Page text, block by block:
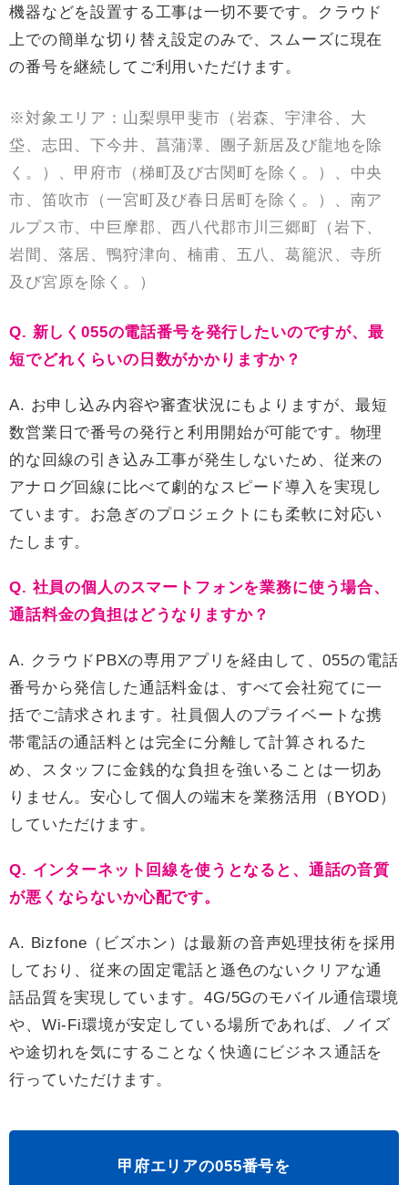
機器などを設置する工事は一切不要です。クラウド
上での簡単な切り替え設定のみで、スムーズに現在
の番号を継続してご利用いただけます。
※対象エリア：山梨県甲斐市（岩森、宇津谷、大
垈、志田、下今井、菖蒲澤、團子新居及び龍地を除
く。）、甲府市（梯町及び古関町を除く。）、中央
市、笛吹市（一宮町及び春日居町を除く。）、南ア
ルプス市、中巨摩郡、西八代郡市川三郷町（岩下、
岩間、落居、鴨狩津向、楠甫、五八、葛籠沢、寺所
及び宮原を除く。）
Q. 新しく055の電話番号を発行したいのですが、最
短でどれくらいの日数がかかりますか？
A. お申し込み内容や審査状況にもよりますが、最短
数営業日で番号の発行と利用開始が可能です。物理
的な回線の引き込み工事が発生しないため、従来の
アナログ回線に比べて劇的なスピード導入を実現し
ています。お急ぎのプロジェクトにも柔軟に対応い
たします。
Q. 社員の個人のスマートフォンを業務に使う場合、
通話料金の負担はどうなりますか？
A. クラウドPBXの専用アプリを経由して、055の電話
番号から発信した通話料金は、すべて会社宛てに一
括でご請求されます。社員個人のプライベートな携
帯電話の通話料とは完全に分離して計算されるた
め、スタッフに金銭的な負担を強いることは一切あ
りません。安心して個人の端末を業務活用（BYOD）
していただけます。
Q. インターネット回線を使うとなると、通話の音質
が悪くならないか心配です。
A. Bizfone（ビズホン）は最新の音声処理技術を採用
しており、従来の固定電話と遜色のないクリアな通
話品質を実現しています。4G/5Gのモバイル通信環境
や、Wi-Fi環境が安定している場所であれば、ノイズ
や途切れを気にすることなく快適にビジネス通話を
行っていただけます。
甲府エリアの055番号を